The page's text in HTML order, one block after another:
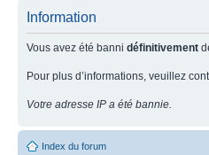
Information
Vous avez été banni définitivement
Pour plus d’informations, veuillez
Votre adresse IP a été bannie.
Index du forum